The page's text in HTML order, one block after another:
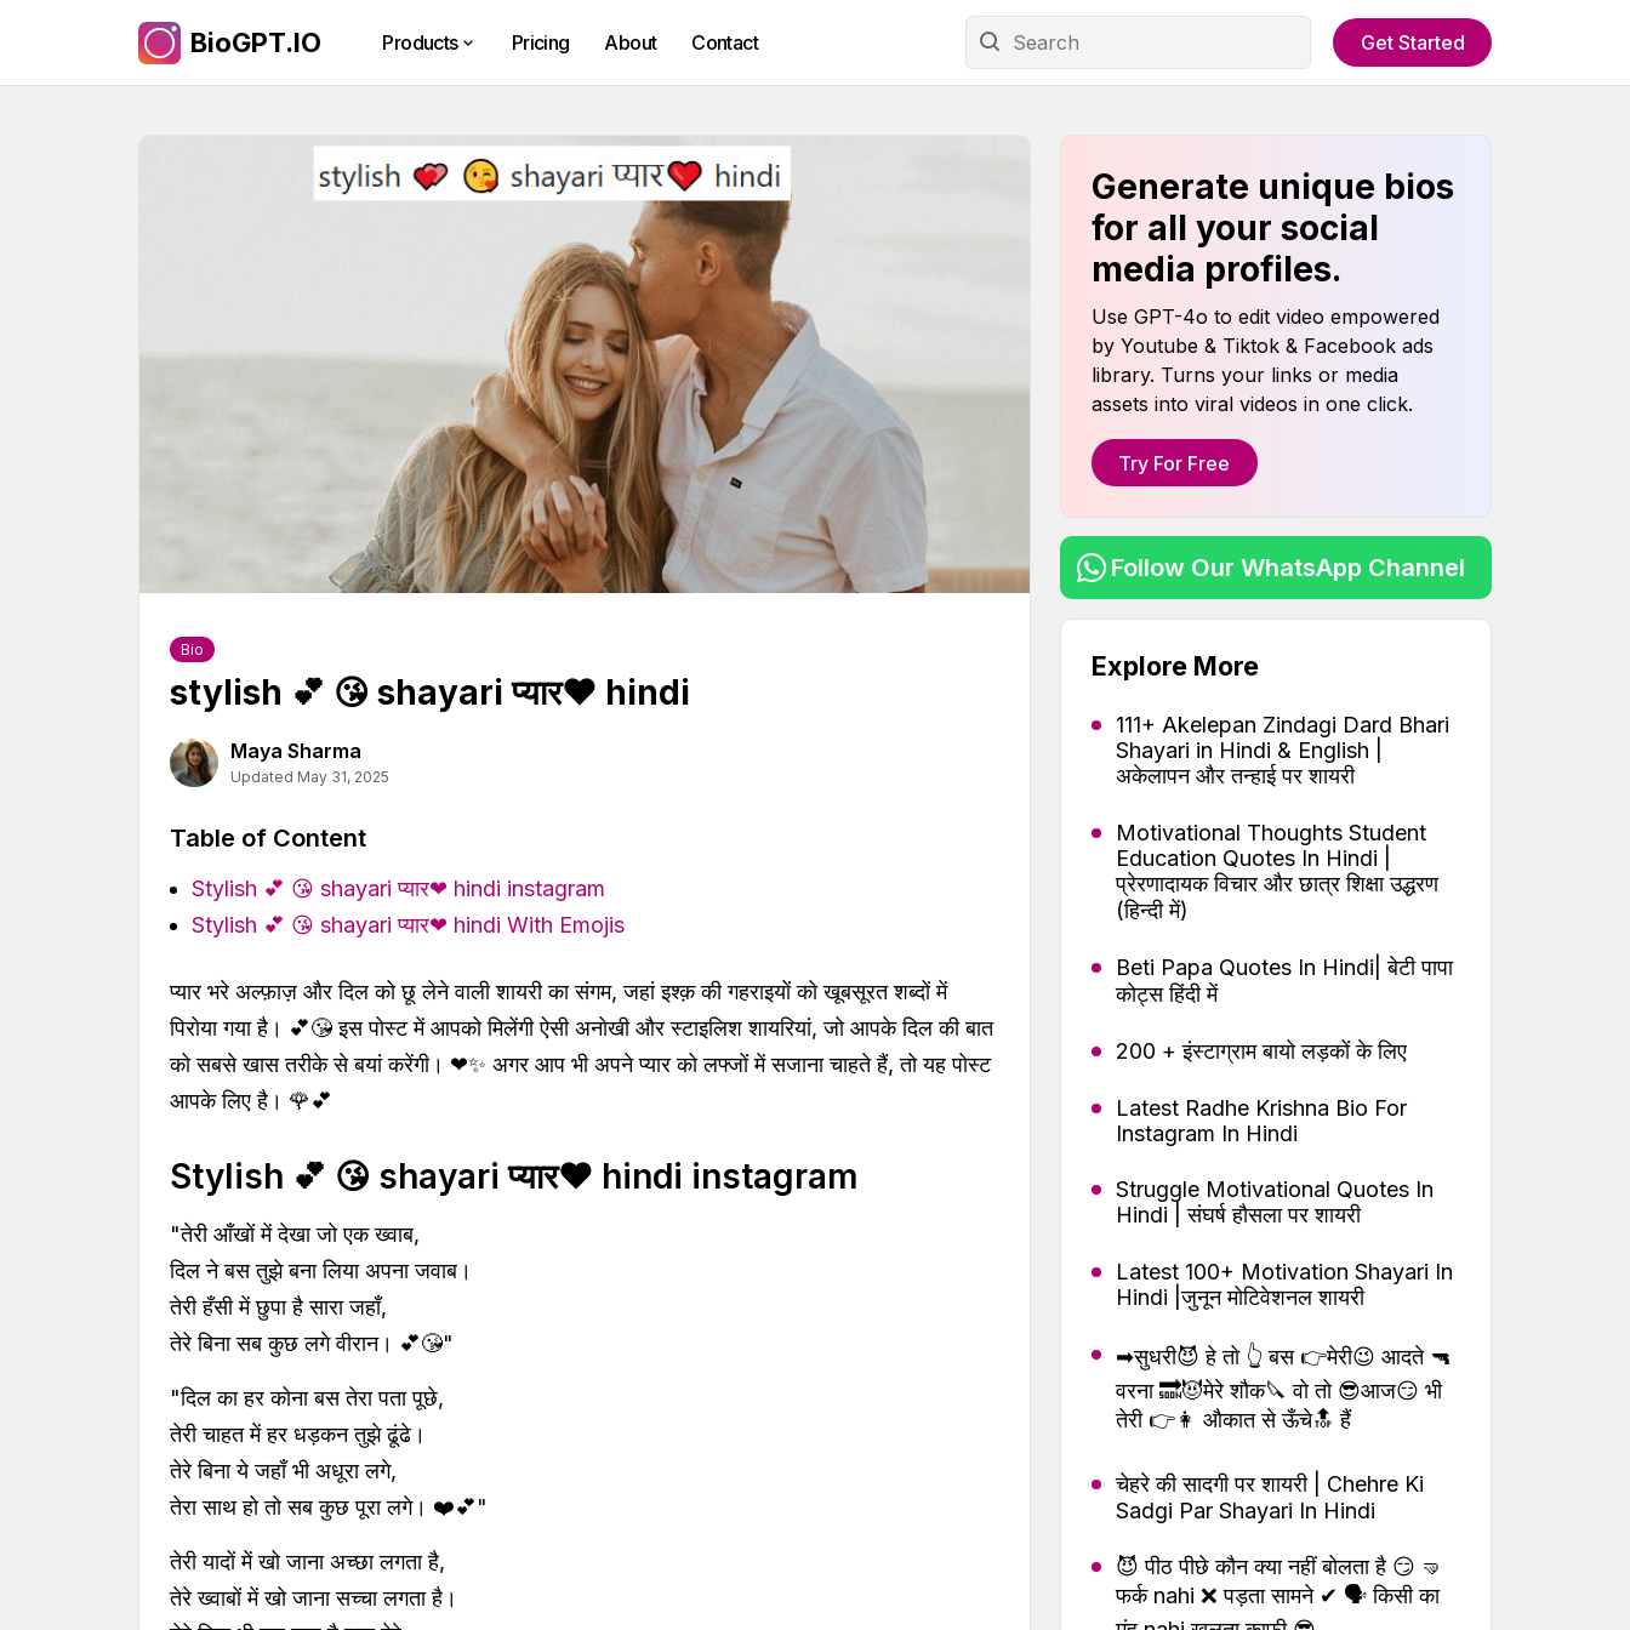
BioGPT.IO Products Pricing About Contact Get Started
Bio
stylish 💕 😘 shayari प्यार❤ hindi
Maya Sharma
Updated May 31, 2025
Table of Content
Stylish 💕 😘 shayari प्यार❤ hindi instagram
Stylish 💕 😘 shayari प्यार❤ hindi With Emojis
प्यार भरे अल्फ़ाज़ और दिल को छू लेने वाली शायरी का संगम, जहां इश्क़ की गहराइयों को खूबसूरत शब्दों में
पिरोया गया है। 💕😘 इस पोस्ट में आपको मिलेंगी ऐसी अनोखी और स्टाइलिश शायरियां, जो आपके दिल की बात
को सबसे खास तरीके से बयां करेंगी। ❤✨ अगर आप भी अपने प्यार को लफ्जों में सजाना चाहते हैं, तो यह पोस्ट
आपके लिए है। 🌹💕
Stylish 💕 😘 shayari प्यार❤ hindi instagram
"तेरी आँखों में देखा जो एक ख्वाब,
दिल ने बस तुझे बना लिया अपना जवाब।
तेरी हँसी में छुपा है सारा जहाँ,
तेरे बिना सब कुछ लगे वीरान। 💕😘"
"दिल का हर कोना बस तेरा पता पूछे,
तेरी चाहत में हर धड़कन तुझे ढूंढे।
तेरे बिना ये जहाँ भी अधूरा लगे,
तेरा साथ हो तो सब कुछ पूरा लगे। ❤️💕"
तेरी यादों में खो जाना अच्छा लगता है,
तेरे ख्वाबों में खो जाना सच्चा लगता है।
Generate unique bios
for all your social
media profiles.
Use GPT-4o to edit video empowered
by Youtube & Tiktok & Facebook ads
library. Turns your links or media
assets into viral videos in one click.
Try For Free
Follow Our WhatsApp Channel
Explore More
111+ Akelepan Zindagi Dard Bhari
Shayari in Hindi & English |
अकेलापन और तन्हाई पर शायरी
Motivational Thoughts Student
Education Quotes In Hindi |
प्रेरणादायक विचार और छात्र शिक्षा उद्धरण
(हिन्दी में)
Beti Papa Quotes In Hindi| बेटी पापा
कोट्स हिंदी में
200 + इंस्टाग्राम बायो लड़कों के लिए
Latest Radhe Krishna Bio For
Instagram In Hindi
Struggle Motivational Quotes In
Hindi | संघर्ष हौसला पर शायरी
Latest 100+ Motivation Shayari In
Hindi |जुनून मोटिवेशनल शायरी
➡सुधरी😈 हे तो 👆 बस 👉मेरी😉 आदते 🔫
वरना 🔜😈मेरे शौक🔪 वो तो 😎आज😏 भी
तेरी 👉👩 औकात से ऊँचे🔝 हैं
चेहरे की सादगी पर शायरी | Chehre Ki
Sadgi Par Shayari In Hindi
😈 पीठ पीछे कौन क्या नहीं बोलता है 😏 🤜
फर्क nahi ❌ पड़ता सामने ✔ 🗣 किसी का